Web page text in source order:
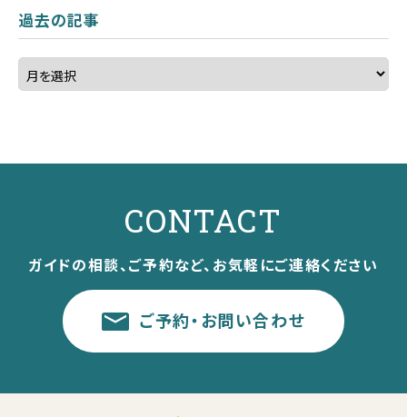
過去の記事
CONTACT
ガイドの相談、ご予約など、お気軽にご連絡ください
ご予約・お問い合わせ